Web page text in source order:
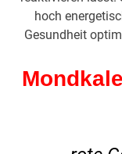
hoch
Gesundheit